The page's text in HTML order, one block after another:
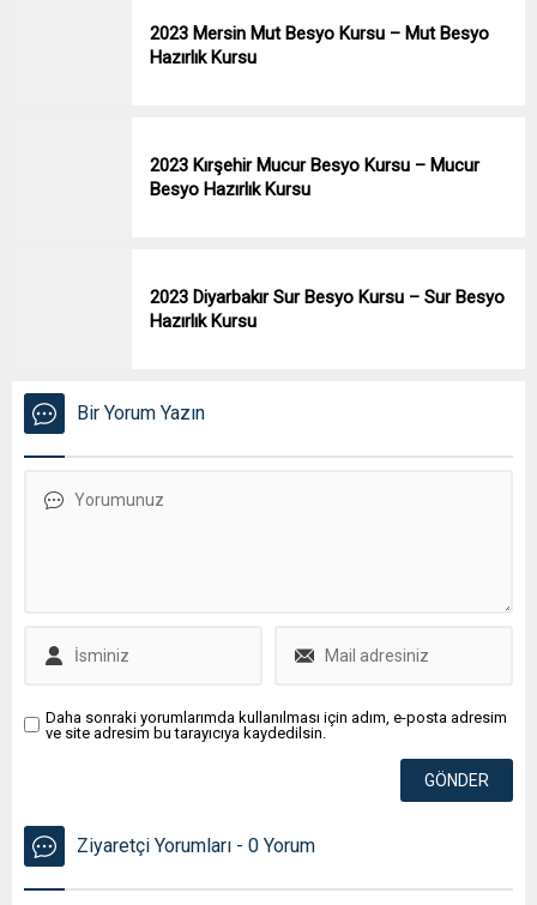
2023 Mersin Mut Besyo Kursu – Mut Besyo
Hazırlık Kursu
2023 Kırşehir Mucur Besyo Kursu – Mucur
Besyo Hazırlık Kursu
2023 Diyarbakır Sur Besyo Kursu – Sur Besyo
Hazırlık Kursu
Bir Yorum Yazın
Daha sonraki yorumlarımda kullanılması için adım, e-posta adresim
ve site adresim bu tarayıcıya kaydedilsin.
Ziyaretçi Yorumları - 0 Yorum